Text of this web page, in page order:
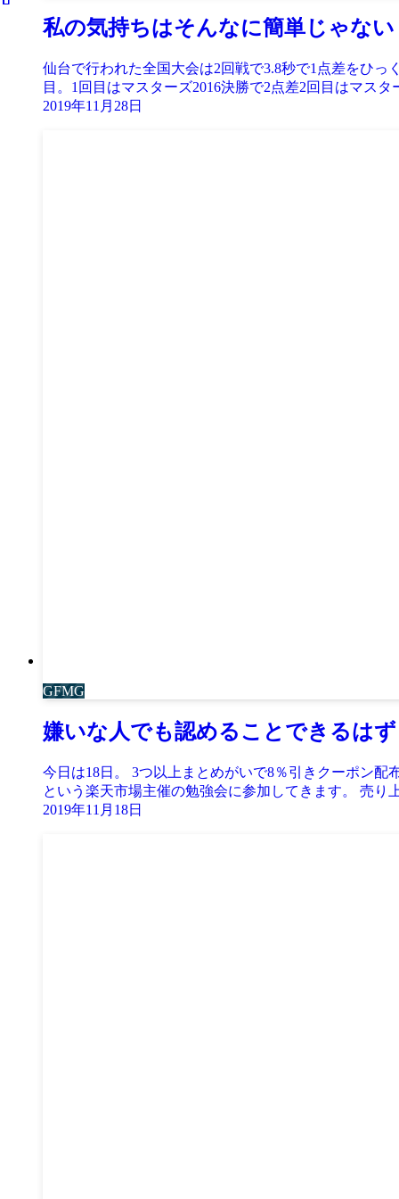
私の気持ちはそんなに簡単じゃな
仙台で行われた全国大会は2回戦で3.8秒で1点差をひ
目。1回目はマスターズ2016決勝で2点差2回目はマス
2019年11月28日
GFMG
嫌いな人でも認めることできるは
今日は18日。 3つ以上まとめがいで8％引きクーポン
という楽天市場主催の勉強会に参加してきます。 売り
2019年11月18日